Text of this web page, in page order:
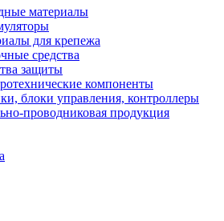
материалы
для крепежа
средства
защиты
компоненты
блоки управления, контроллеры
проводниковая продукция